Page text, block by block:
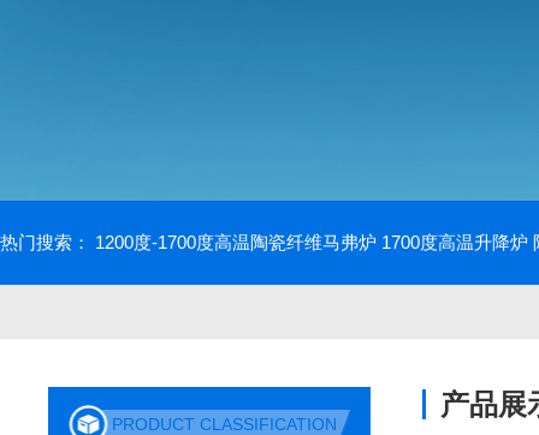
热门搜索： 1200度-1700度高温陶瓷纤维马弗炉 1700度高温升降炉
PRODUCT CLASSIFICATION
产品展